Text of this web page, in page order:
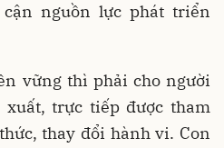
nguồn lực phát triển
vững thì phải cho người
trực tiếp được tham
thay đổi hành vi. Con